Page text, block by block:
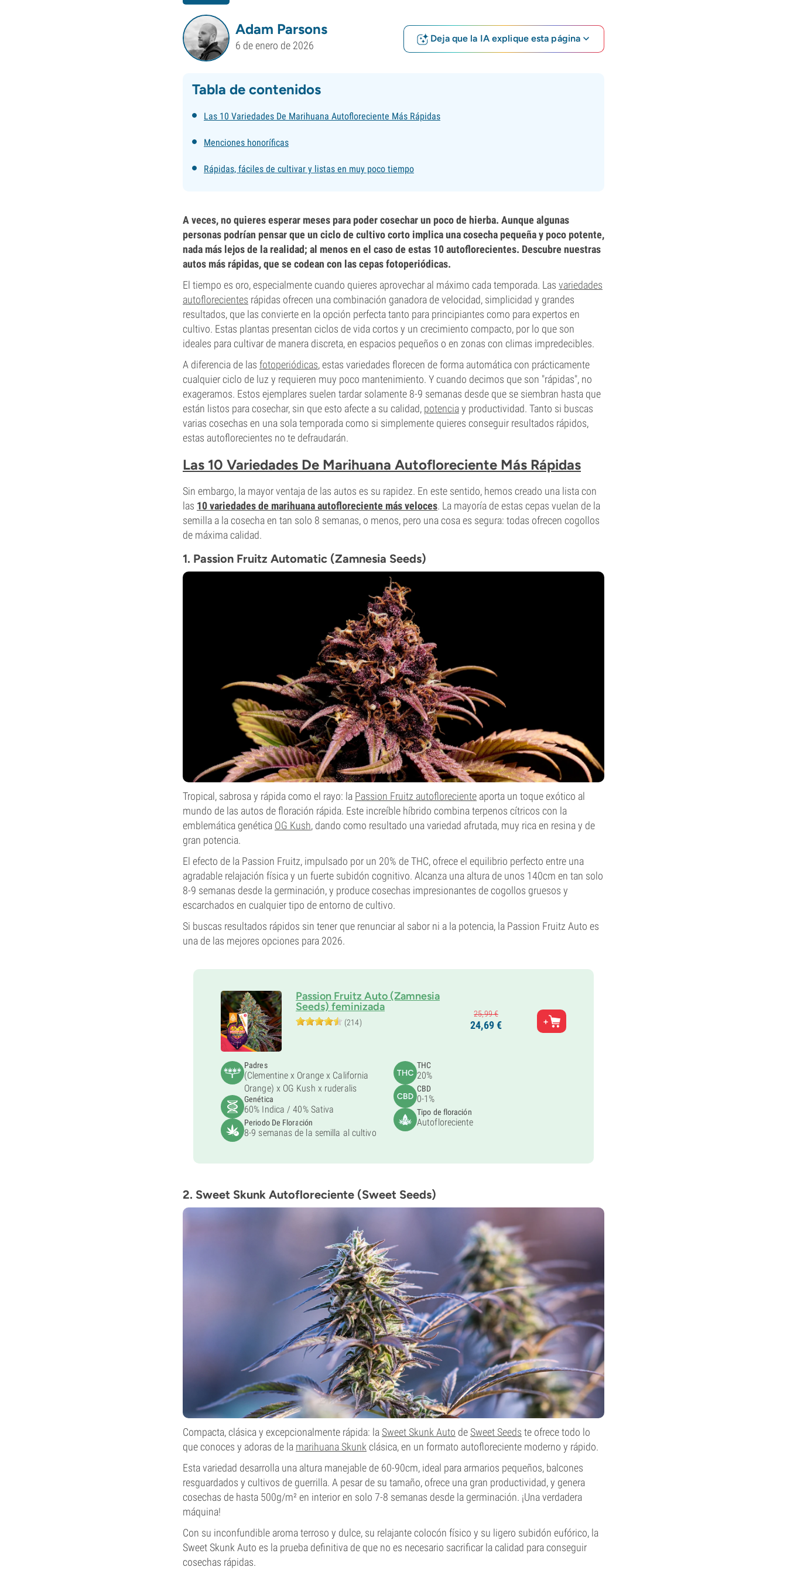
Adam Parsons
6 de enero de 2026
Deja que la IA explique esta página
Tabla de contenidos
Las 10 Variedades De Marihuana Autofloreciente Más Rápidas
Menciones honoríficas
Rápidas, fáciles de cultivar y listas en muy poco tiempo
A veces, no quieres esperar meses para poder cosechar un poco de hierba. Aunque algunas
personas podrían pensar que un ciclo de cultivo corto implica una cosecha pequeña y poco potente,
nada más lejos de la realidad; al menos en el caso de estas 10 autoflorecientes. Descubre nuestras
autos más rápidas, que se codean con las cepas fotoperiódicas.
El tiempo es oro, especialmente cuando quieres aprovechar al máximo cada temporada. Las variedades
autoflorecientes rápidas ofrecen una combinación ganadora de velocidad, simplicidad y grandes
resultados, que las convierte en la opción perfecta tanto para principiantes como para expertos en
cultivo. Estas plantas presentan ciclos de vida cortos y un crecimiento compacto, por lo que son
ideales para cultivar de manera discreta, en espacios pequeños o en zonas con climas impredecibles.
A diferencia de las fotoperiódicas, estas variedades florecen de forma automática con prácticamente
cualquier ciclo de luz y requieren muy poco mantenimiento. Y cuando decimos que son "rápidas", no
exageramos. Estos ejemplares suelen tardar solamente 8-9 semanas desde que se siembran hasta que
están listos para cosechar, sin que esto afecte a su calidad, potenciay productividad. Tanto si buscas
varias cosechas en una sola temporada como si simplemente quieres conseguir resultados rápidos,
estas autoflorecientes no te defraudarán.
Las 10 Variedades De Marihuana Autofloreciente Más Rápidas
Sin embargo, la mayor ventaja de las autos es su rapidez. En este sentido, hemos creado una lista con
las 10 variedades de marihuana autofloreciente más veloces. La mayoría de estas cepas vuelan de la
semilla a la cosecha en tan solo 8 semanas, o menos, pero una cosa es segura: todas ofrecen cogollos
de máxima calidad.
1. Passion Fruitz Automatic (Zamnesia Seeds)
Tropical, sabrosa y rápida como el rayo: la Passion Fruitz autofloreciente aporta un toque exótico al
mundo de las autos de floración rápida. Este increíble híbrido combina terpenos cítricos con la
emblemática genética OG Kush, dando como resultado una variedad afrutada, muy rica en resina y de
gran potencia.
El efecto de la Passion Fruitz, impulsado por un 20% de THC, ofrece el equilibrio perfecto entre una
agradable relajación física y un fuerte subidón cognitivo. Alcanza una altura de unos 140cm en tan solo
8-9 semanas desde la germinación, y produce cosechas impresionantes de cogollos gruesos y
escarchados en cualquier tipo de entorno de cultivo.
Si buscas resultados rápidos sin tener que renunciar al sabor ni a la potencia, la Passion Fruitz Auto es
una de las mejores opciones para 2026.
Passion Fruitz Auto (Zamnesia
Seeds) feminizada
(214)
25,99€
24,69€
Padres
(Clementine x Orange x California
Orange) x OG Kush x ruderalis
Genética
60% Indica / 40% Sativa
Periodo De Floración
8-9 semanas de la semilla al cultivo
THC
20%
CBD
0-1%
Tipo de floración
Autofloreciente
2. Sweet Skunk Autofloreciente (Sweet Seeds)
Compacta, clásica y excepcionalmente rápida: la Sweet Skunk Auto de Sweet Seeds te ofrece todo lo
que conoces y adoras de la marihuana Skunk clásica, en un formato autofloreciente moderno y rápido.
Esta variedad desarrolla una altura manejable de 60-90cm, ideal para armarios pequeños, balcones
resguardados y cultivos de guerrilla. A pesar de su tamaño, ofrece una gran productividad, y genera
cosechas de hasta 500g/m² en interior en solo 7-8 semanas desde la germinación. ¡Una verdadera
máquina!
Con su inconfundible aroma terroso y dulce, su relajante colocón físico y su ligero subidón eufórico, la
Sweet Skunk Auto es la prueba definitiva de que no es necesario sacrificar la calidad para conseguir
cosechas rápidas.